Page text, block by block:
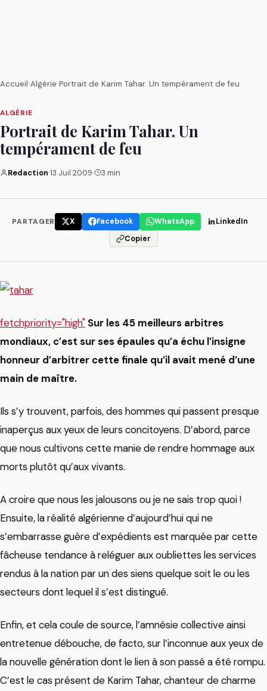
Accueil›Algérie›Portrait de Karim Tahar. Un tempérament de feu
ALGÉRIE
Portrait de Karim Tahar. Un
tempérament de feu
Redaction·13 Juil 2009· 3 min
PARTAGER X Facebook WhatsApp
LinkedIn
Copier
fetchpriority="high" Sur les 45 meilleurs arbitres
mondiaux, c’est sur ses épaules qu’a échu l’insigne
honneur d’arbitrer cette finale qu’il avait mené d’une
main de maître.
Ils s’y trouvent, parfois, des hommes qui passent presque
inaperçus aux yeux de leurs concitoyens. D’abord, parce
que nous cultivons cette manie de rendre hommage aux
morts plutôt qu’aux vivants.
A croire que nous les jalousons ou je ne sais trop quoi !
Ensuite, la réalité algérienne d’aujourd’hui qui ne
s’embarrasse guère d’expédients est marquée par cette
fâcheuse tendance à reléguer aux oubliettes les services
rendus à la nation par un des siens quelque soit le ou les
secteurs dont lequel il s’est distingué.
Enfin, et cela coule de source, l’amnésie collective ainsi
entretenue débouche, de facto, sur l’inconnue aux yeux de
la nouvelle génération dont le lien à son passé a été rompu.
C’est le cas présent de Karim Tahar, chanteur de charme